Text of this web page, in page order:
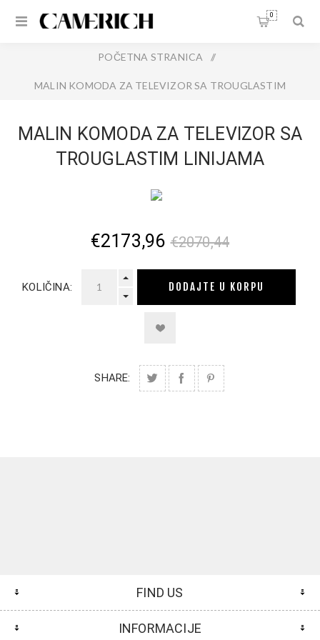
0
POČETNA STRANICA /
MALIN KOMODA ZA TELEVIZOR SA TROUGLASTIM
MALIN KOMODA ZA TELEVIZOR SA
TROUGLASTIM LINIJAMA
€2173,96 €2070,44
KOLIČINA: DODAJTE U KORPU
SHARE:
FIND US
INFORMACIJE